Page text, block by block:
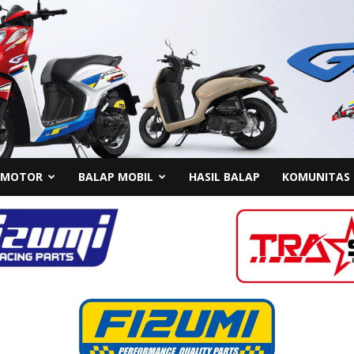
BALAP MOBIL HASIL BALAP KOMUNITAS